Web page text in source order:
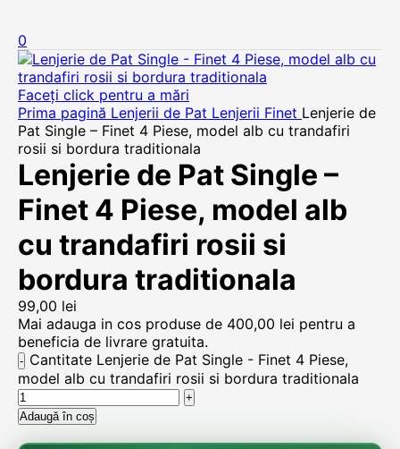
0
Faceți click pentru a mări
Prima pagină Lenjerii de Pat Lenjerii Finet Lenjerie de
Pat Single – Finet 4 Piese, model alb cu trandafiri
rosii si bordura traditionala
Lenjerie de Pat Single –
Finet 4 Piese, model alb
cu trandafiri rosii si
bordura traditionala
99,00 lei
Mai adauga in cos produse de 400,00 lei pentru a
beneficia de livrare gratuita.
Cantitate Lenjerie de Pat Single - Finet 4 Piese,
model alb cu trandafiri rosii si bordura traditionala
Adaugă în coș